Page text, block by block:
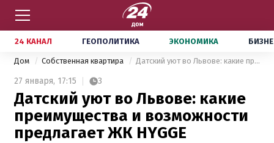
24 КАНАЛ ГЕОПОЛИТИКА ЭКОНОМИКА
Дом Собственная квартира Датский уют во Львове: какие преимущества и возможности предлагает ЖК HYGGE
27 января, 17:15 3
Датский уют во Львове: какие
преимущества и возможности
предлагает ЖК HYGGE